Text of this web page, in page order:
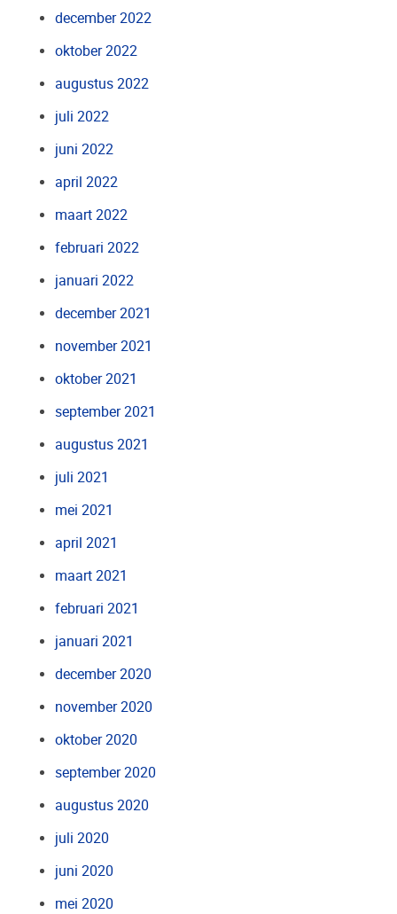
december 2022
oktober 2022
augustus 2022
juli 2022
juni 2022
april 2022
maart 2022
februari 2022
januari 2022
december 2021
november 2021
oktober 2021
september 2021
augustus 2021
juli 2021
mei 2021
april 2021
maart 2021
februari 2021
januari 2021
december 2020
november 2020
oktober 2020
september 2020
augustus 2020
juli 2020
juni 2020
mei 2020